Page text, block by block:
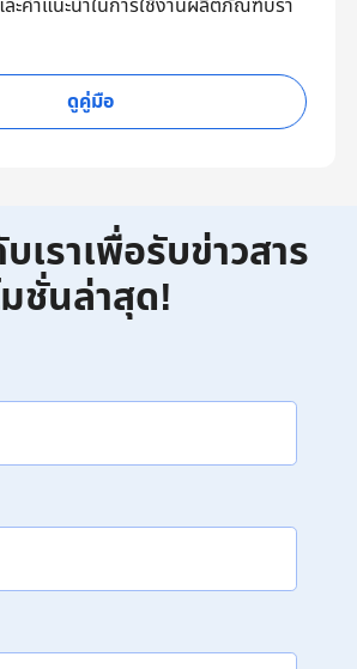
ะคำแนะนำในการใช้งานผลิตภัณฑ์บรา
ดูคู่มือ
เราเพื่อรับข่าวสาร
มชั่นล่าสุด!